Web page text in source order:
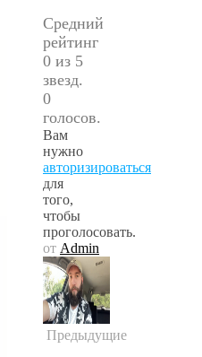
Средний
рейтинг
0 из 5
звезд.
0
голосов.
Вам
нужно
авторизироваться
для
того,
чтобы
проголосовать.
от Admin
Предыдущие